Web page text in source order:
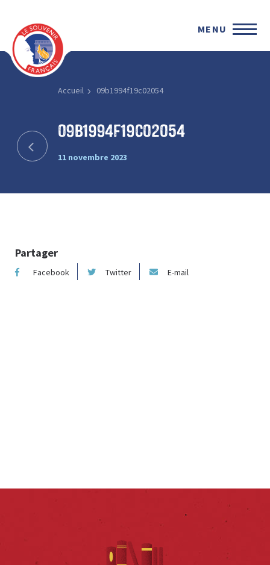
MENU
Accueil 09b1994f19c02054
09b1994f19c02054
11 novembre 2023
Partager
Facebook Twitter E-mail